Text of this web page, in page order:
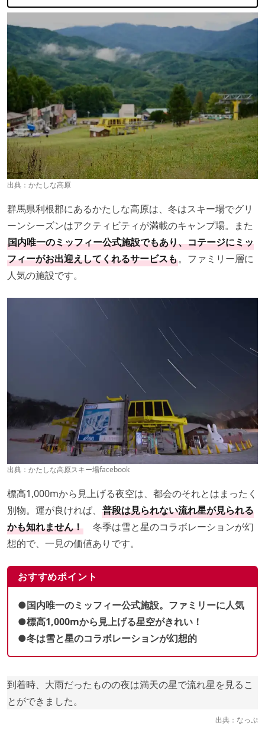
出典： かたしな高原
群馬県利根郡にあるかたしな高原は、冬はスキー場でグリ
ーンシーズンはアクティビティが満載のキャンプ場。また
国内唯一のミッフィー公式施設でもあり、コテージにミッ
フィーがお出迎えしてくれるサービスも。ファミリー層に
人気の施設です。
出典： かたしな高原スキー場facebook
標高1,000mから見上げる夜空は、都会のそれとはまったく
別物。運が良ければ、 普段は見られない流れ星が見られる
かも知れません！ 冬季は雪と星のコラボレーションが幻
想的で、一見の価値ありです。
おすすめポイント
●国内唯一のミッフィー公式施設。ファミリーに人気
●標高1,000mから見上げる星空がきれい！
●冬は雪と星のコラボレーションが幻想的
到着時、大雨だったものの夜は満天の星で流れ星を見るこ
とができました。
出典： なっぷ